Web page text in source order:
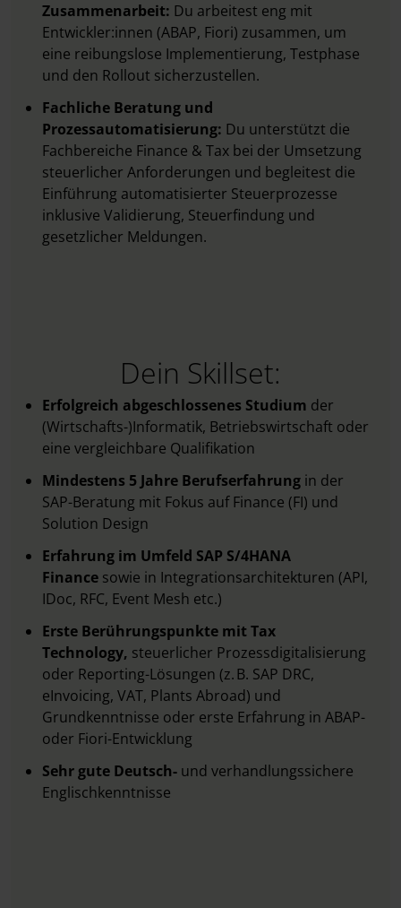
Zusammenarbeit: Du arbeitest eng mit
Entwickler:innen (ABAP, Fiori) zusammen, um
eine reibungslose Implementierung, Testphase
und den Rollout sicherzustellen.
Fachliche Beratung und
Prozessautomatisierung: Du unterstützt die
Fachbereiche Finance & Tax bei der Umsetzung
steuerlicher Anforderungen und begleitest die
Einführung automatisierter Steuerprozesse
inklusive Validierung, Steuerfindung und
gesetzlicher Meldungen.
Dein Skillset:
Erfolgreich abgeschlossenes Studium der
(Wirtschafts-)Informatik, Betriebswirtschaft oder
eine vergleichbare Qualifikation
Mindestens 5 Jahre Berufserfahrung in der
SAP-Beratung mit Fokus auf Finance (FI) und
Solution Design
Erfahrung im Umfeld SAP S/4HANA
Finance sowie in Integrationsarchitekturen (API,
IDoc, RFC, Event Mesh etc.)
Erste Berührungspunkte mit Tax
Technology, steuerlicher Prozessdigitalisierung
oder Reporting-Lösungen (z. B. SAP DRC,
eInvoicing, VAT, Plants Abroad) und
Grundkenntnisse oder erste Erfahrung in ABAP-
oder Fiori-Entwicklung
Sehr gute Deutsch- und verhandlungssichere
Englischkenntnisse